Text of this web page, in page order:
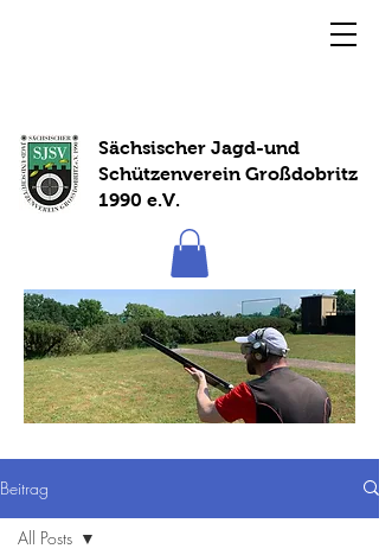
Sächsischer Jagd-und
Schützenverein Großdobritz
1990 e.V.
Beitrag
All Posts